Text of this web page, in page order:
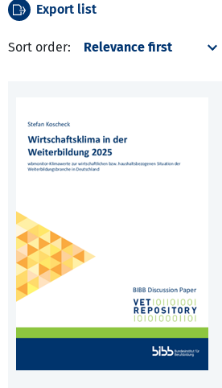
Export list
Sort order: